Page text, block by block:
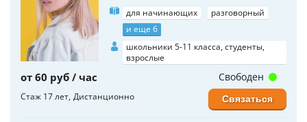
для начинающих
разговорный
и еще 6
школьники 5-11 класса, студенты,
взрослые
от 60 руб / час
Стаж 17 лет Дистанционно
Свободен
Связаться